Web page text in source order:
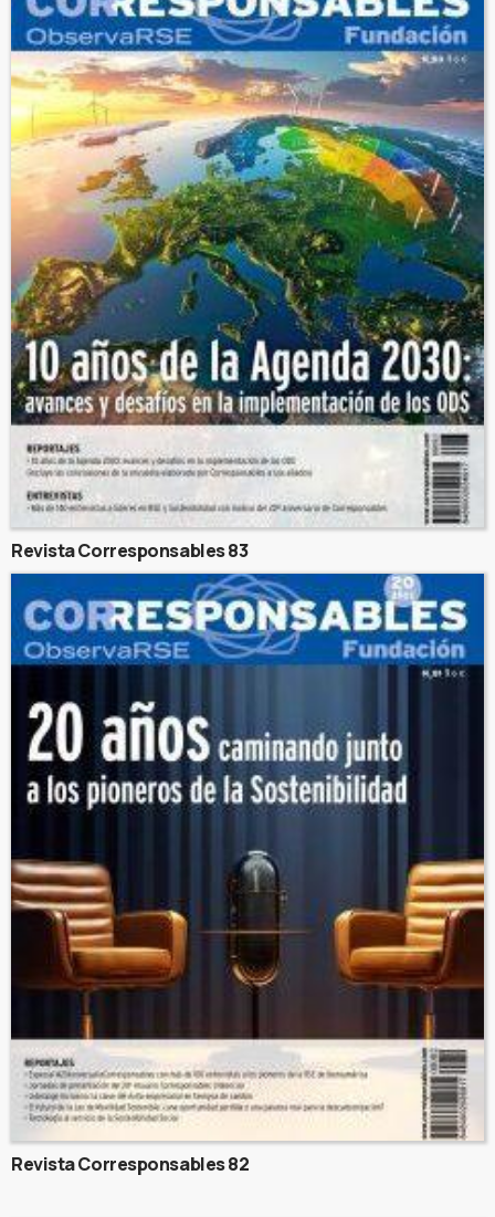
Revista Corresponsables 83
Revista Corresponsables 82